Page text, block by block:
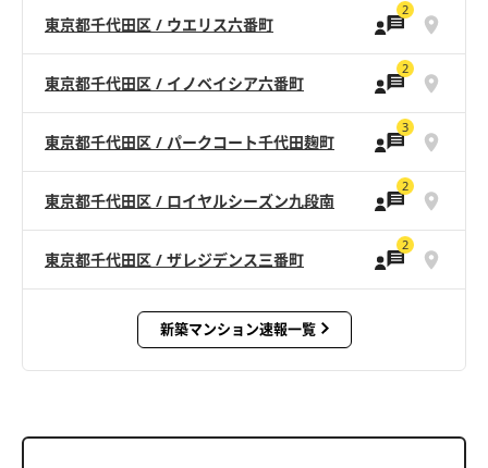
東京都千代田区 / ウエリス六番町
2
東京都千代田区 / イノベイシア六番町
2
東京都千代田区 / パークコート千代田麹町
3
東京都千代田区 / ロイヤルシーズン九段南
2
東京都千代田区 / ザレジデンス三番町
2
新築マンション速報一覧